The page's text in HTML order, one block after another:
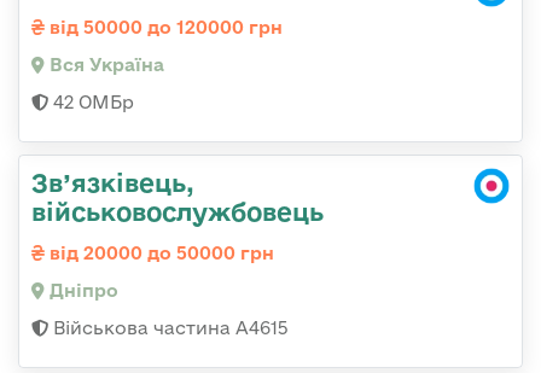
від 50000 до 120000 грн
Вся Україна
42 ОМБр
Зв’язківець,
військовослужбовець
від 20000 до 50000 грн
Дніпро
Військова частина А4615